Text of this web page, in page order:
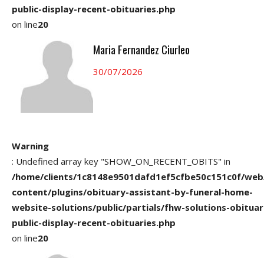
public-display-recent-obituaries.php
on line20
Maria Fernandez Ciurleo
30/07/2026
Warning
: Undefined array key "SHOW_ON_RECENT_OBITS" in
/home/clients/1c8148e9501dafd1ef5cfbe50c151c0f/
content/plugins/obituary-assistant-by-funeral-home-
website-solutions/public/partials/fhw-solutions-
public-display-recent-obituaries.php
on line20